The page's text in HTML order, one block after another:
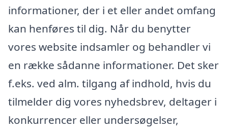
informationer, der i et eller andet omfang
kan henføres til dig. Når du benytter
vores website indsamler og behandler vi
en række sådanne informationer. Det sker
f.eks. ved alm. tilgang af indhold, hvis du
tilmelder dig vores nyhedsbrev, deltager i
konkurrencer eller undersøgelser,